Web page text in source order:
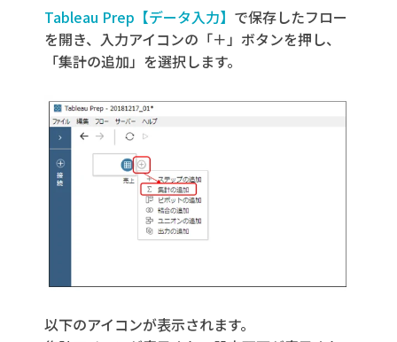
Tableau Prep【データ入力】 で保存したフロー
を開き、入力アイコンの「＋」ボタンを押し、
「集計の追加」を選択します。
以下のアイコンが表示されます。